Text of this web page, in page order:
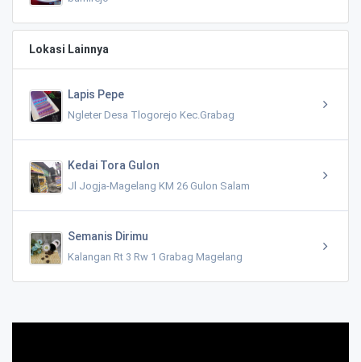
Lokasi Lainnya
Lapis Pepe
Ngleter Desa Tlogorejo Kec.Grabag
Kedai Tora Gulon
Jl Jogja-Magelang KM 26 Gulon Salam
Semanis Dirimu
Kalangan Rt 3 Rw 1 Grabag Magelang